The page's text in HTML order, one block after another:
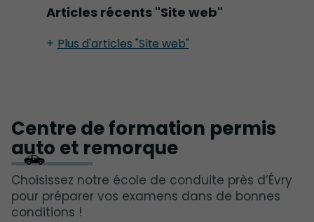
Articles récents "Site web"
Plus d'articles "Site web"
Centre de formation permis
auto et remorque
Choisissez notre école de conduite près d’Évry
pour préparer vos examens dans de bonnes
conditions !